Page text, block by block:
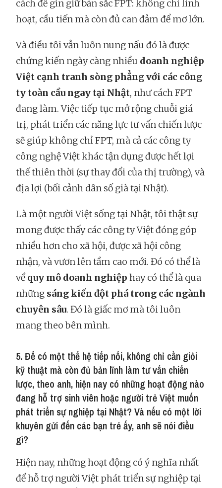
cách để gìn giữ bản sắc FPT: không chỉ linh
hoạt, cầu tiến mà còn đủ can đảm để mơ lớn.
Và điều tôi vẫn luôn nung nấu đó là được
chứng kiến ngày càng nhiều doanh nghiệp
Việt cạnh tranh sòng phẳng với các công
ty toàn cầu ngay tại Nhật, như cách FPT
đang làm. Việc tiếp tục mở rộng chuỗi giá
trị, phát triển các năng lực tư vấn chiến lược
sẽ giúp không chỉ FPT, mà cả các công ty
công nghệ Việt khác tận dụng được hết lợi
thế thiên thời (sự thay đổi của thị trường), và
địa lợi (bối cảnh dân số già tại Nhật).
Là một người Việt sống tại Nhật, tôi thật sự
mong được thấy các công ty Việt đóng góp
nhiều hơn cho xã hội, được xã hội công
nhận, và vươn lên tầm cao mới. Đó có thể là
về quy mô doanh nghiệp hay có thể là qua
những sáng kiến đột phá trong các ngành
chuyên sâu. Đó là giấc mơ mà tôi luôn
mang theo bên mình.
5. Để có một thế hệ tiếp nối, không chỉ cần giỏi
kỹ thuật mà còn đủ bản lĩnh làm tư vấn chiến
lược, theo anh, hiện nay có những hoạt động nào
đang hỗ trợ sinh viên hoặc người trẻ Việt muốn
phát triển sự nghiệp tại Nhật? Và nếu có một lời
khuyên gửi đến các bạn trẻ ấy, anh sẽ nói điều
gì?
Hiện nay, những hoạt động có ý nghĩa nhất
để hỗ trợ người Việt phát triển sự nghiệp tại